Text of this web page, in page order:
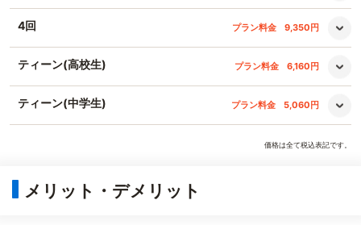
4回 プラン料金 9,350円
ティーン(高校生) プラン料金 6,160円
ティーン(中学生) プラン料金 5,060円
価格は全て税込表記です。
メリット・デメリット